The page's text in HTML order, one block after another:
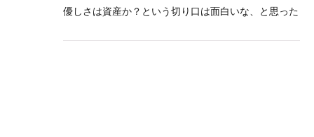
優しさは資産か？という切り口は面白いな、と思った